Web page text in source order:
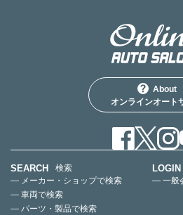
About
オンラインオート
SEARCH
検索
— メーカー・ショップで検索
— 車両で検索
— パーツ・製品で検索
LOGIN
— 一般